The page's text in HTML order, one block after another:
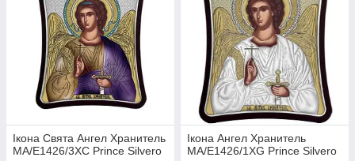
Ікона Свята Ангел Хранитель
MA/E1426/3XC Prince Silvero
Ікона Ангел Хранитель
MA/E1426/1XG Prince Silvero